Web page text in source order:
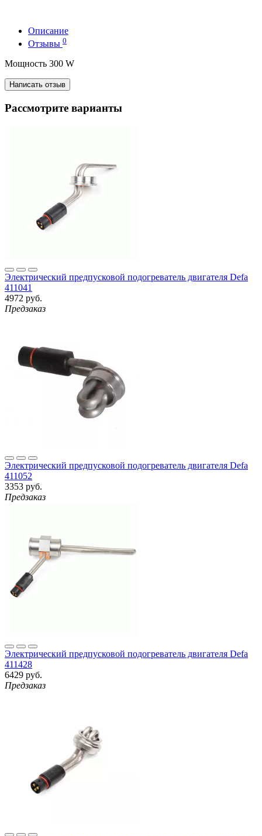
Описание
Отзывы 0
Мощность 300 W
Написать отзыв
Рассмотрите варианты
Электрический предпусковой подогреватель двигателя Defa
411041
4972 руб.
Предзаказ
Электрический предпусковой подогреватель двигателя Defa
411052
3353 руб.
Предзаказ
Электрический предпусковой подогреватель двигателя Defa
411428
6429 руб.
Предзаказ